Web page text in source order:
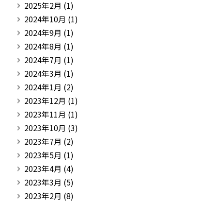
2025年2月 (1)
2024年10月 (1)
2024年9月 (1)
2024年8月 (1)
2024年7月 (1)
2024年3月 (1)
2024年1月 (2)
2023年12月 (1)
2023年11月 (1)
2023年10月 (3)
2023年7月 (2)
2023年5月 (1)
2023年4月 (4)
2023年3月 (5)
2023年2月 (8)